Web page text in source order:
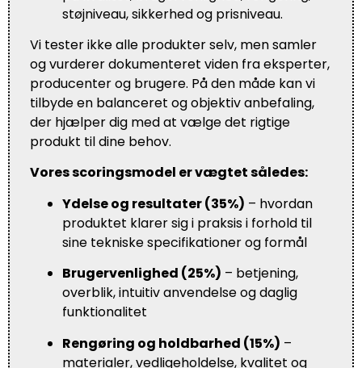
støjniveau, sikkerhed og prisniveau.
Vi tester ikke alle produkter selv, men samler
og vurderer dokumenteret viden fra eksperter,
producenter og brugere. På den måde kan vi
tilbyde en balanceret og objektiv anbefaling,
der hjælper dig med at vælge det rigtige
produkt til dine behov.
Vores scoringsmodel er vægtet således:
Ydelse og resultater (35%) – hvordan
produktet klarer sig i praksis i forhold til
sine tekniske specifikationer og formål
Brugervenlighed (25%) – betjening,
overblik, intuitiv anvendelse og daglig
funktionalitet
Rengøring og holdbarhed (15%) –
materialer, vedligeholdelse, kvalitet og